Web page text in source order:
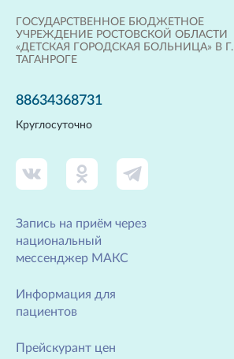
ГОСУДАРСТВЕННОЕ БЮДЖЕТНОЕ
УЧРЕЖДЕНИЕ РОСТОВСКОЙ ОБЛАСТИ
«ДЕТСКАЯ ГОРОДСКАЯ БОЛЬНИЦА» В Г.
ТАГАНРОГЕ
88634368731
Круглосуточно
Запись на приём через
национальный
мессенджер МАКС
Информация для
пациентов
Прейскурант цен